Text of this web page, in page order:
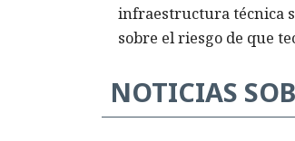
infraestructura técnica
sobre el riesgo de que
NOTICIAS